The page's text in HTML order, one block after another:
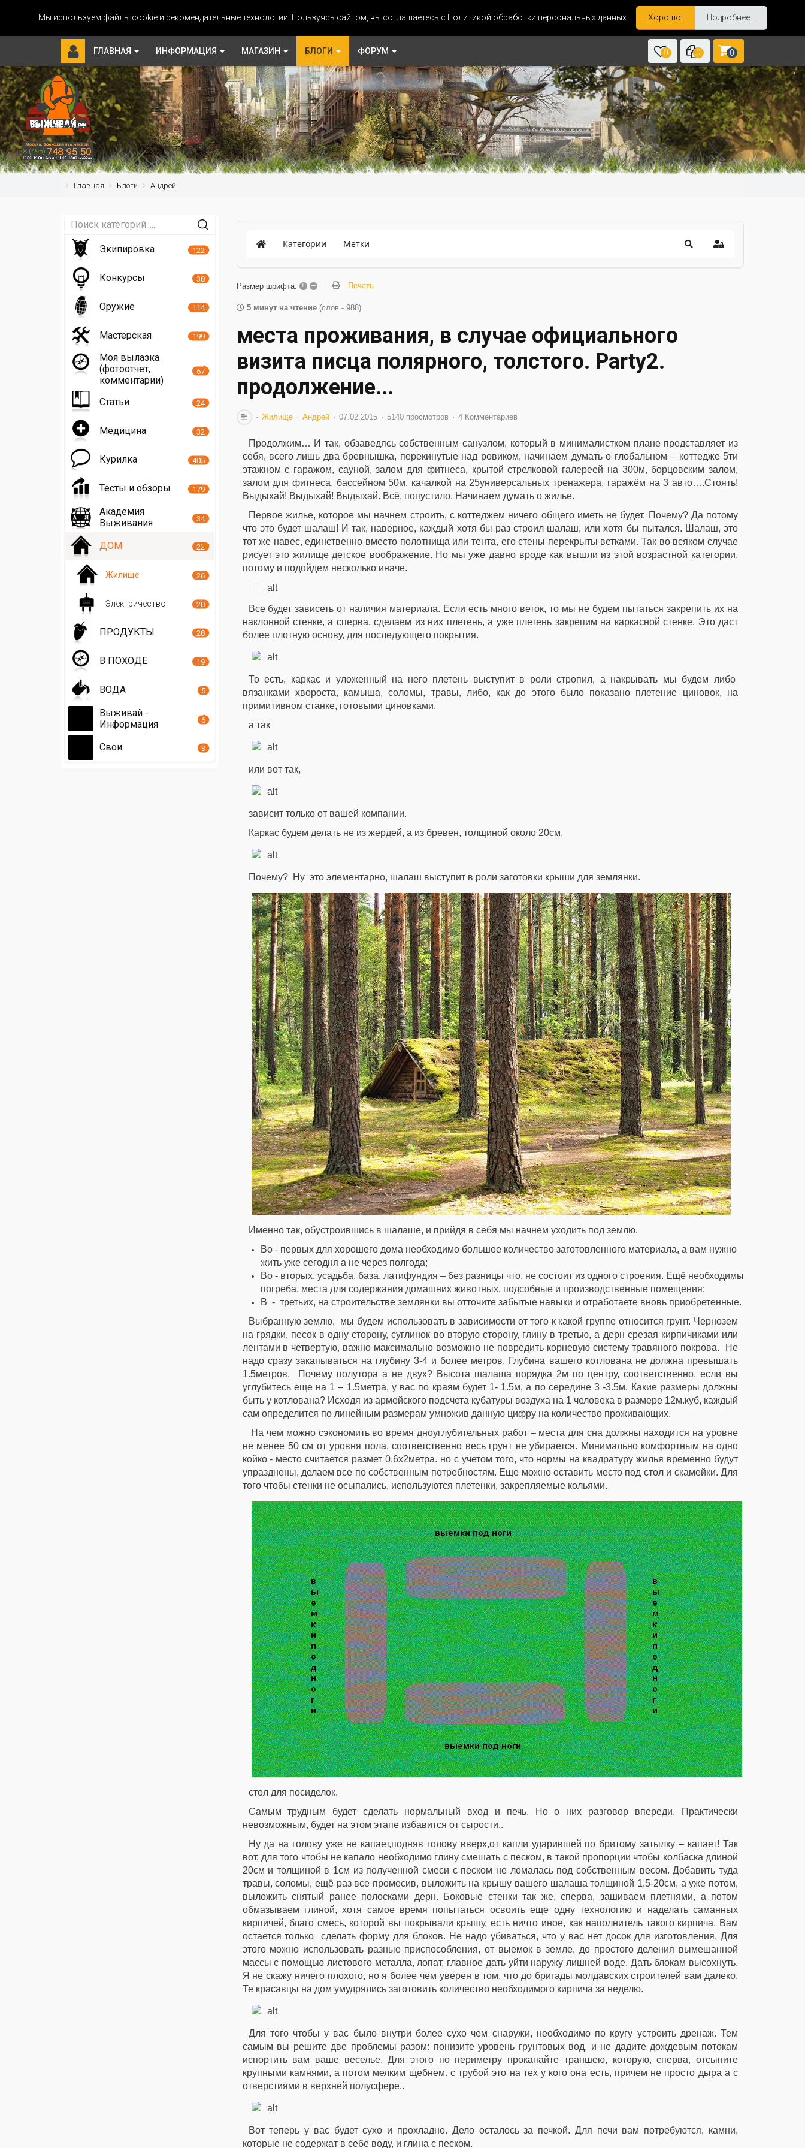
Мы используем файлы cookie и рекомендательные технологии. Пользуясь сайтом, вы соглашаетесь с Политикой обработки персональных данных. Хорошо! Подробнее...
ГЛАВНАЯ ИНФОРМАЦИЯ МАГАЗИН БЛОГИ ФОРУМ 0 0 0
Главная Блоги Андрей
Категории Метки
Размер шрифта: + – Печать
5 минут на чтение (слов - 988)
места проживания, в случае официального
визита писца полярного, толстого. Party2.
продолжение...
Жилище Андрей 07.02.2015 5140 просмотров 4 Комментариев
Продолжим… И так, обзаведясь собственным санузлом, который в минималистком плане представляет из
себя, всего лишь два бревнышка, перекинутые над ровиком, начинаем думать о глобальном – коттедже 5ти
этажном с гаражом, сауной, залом для фитнеса, крытой стрелковой галереей на 300м, борцовским залом,
залом для фитнеса, бассейном 50м, качалкой на 25универсальных тренажера, гаражём на 3 авто….Стоять!
Выдыхай! Выдыхай! Выдыхай. Всё, попустило. Начинаем думать о жилье.
Первое жилье, которое мы начнем строить, с коттеджем ничего общего иметь не будет. Почему? Да потому
что это будет шалаш! И так, наверное, каждый хотя бы раз строил шалаш, или хотя бы пытался. Шалаш, это
тот же навес, единственно вместо полотнища или тента, его стены перекрыты ветками. Так во всяком случае
рисует это жилище детское воображение. Но мы уже давно вроде как вышли из этой возрастной категории,
потому и подойдем несколько иначе.
Все будет зависеть от наличия материала. Если есть много веток, то мы не будем пытаться закрепить их на
наклонной стенке, а сперва, сделаем из них плетень, а уже плетень закрепим на каркасной стенке. Это даст
более плотную основу, для последующего покрытия.
То есть, каркас и уложенный на него плетень выступит в роли стропил, а накрывать мы будем либо
вязанками хвороста, камыша, соломы, травы, либо, как до этого было показано плетение циновок, на
примитивном станке, готовыми циновками.
а так
или вот так,
зависит только от вашей компании.
Каркас будем делать не из жердей, а из бревен, толщиной около 20см.
Почему? Ну это элементарно, шалаш выступит в роли заготовки крыши для землянки.
Именно так, обустроившись в шалаше, и прийдя в себя мы начнем уходить под землю.
Во - первых для хорошего дома необходимо большое количество заготовленного материала, а вам нужно
жить уже сегодня а не через полгода;
Во - вторых, усадьба, база, латифундия – без разницы что, не состоит из одного строения. Ещё необходимы
погреба, места для содержания домашних животных, подсобные и производственные помещения;
В - третьих, на строительстве землянки вы отточите забытые навыки и отработаете вновь приобретенные.
Выбранную землю, мы будем использовать в зависимости от того к какой группе относится грунт. Чернозем
на грядки, песок в одну сторону, суглинок во вторую сторону, глину в третью, а дерн срезая кирпичиками или
лентами в четвертую, важно максимально возможно не повредить корневую систему травяного покрова. Не
надо сразу закапываться на глубину 3-4 и более метров. Глубина вашего котлована не должна превышать
1.5метров. Почему полутора а не двух? Высота шалаша порядка 2м по центру, соответственно, если вы
углубитесь еще на 1 – 1.5метра, у вас по краям будет 1- 1.5м, а по середине 3 -3.5м. Какие размеры должны
быть у котлована? Исходя из армейского подсчета кубатуры воздуха на 1 человека в размере 12м.куб, каждый
сам определится по линейным размерам умножив данную цифру на количество проживающих.
На чем можно сэкономить во время дноуглубительных работ – места для сна должны находится на уровне
не менее 50 см от уровня пола, соответственно весь грунт не убирается. Минимально комфортным на одно
койко - место считается размет 0.6х2метра. но с учетом того, что нормы на квадратуру жилья временно будут
упразднены, делаем все по собственным потребностям. Еще можно оставить место под стол и скамейки. Для
того чтобы стенки не осыпались, используются плетенки, закрепляемые кольями.
стол для посиделок.
Самым трудным будет сделать нормальный вход и печь. Но о них разговор впереди. Практически
невозможным, будет на этом этапе избавится от сырости..
Ну да на голову уже не капает,подняв голову вверх,от капли ударившей по бритому затылку – капает! Так
вот, для того чтобы не капало необходимо глину смешать с песком, в такой пропорции чтобы колбаска длиной
20см и толщиной в 1см из полученной смеси с песком не ломалась под собственным весом. Добавить туда
травы, соломы, ещё раз все промесив, выложить на крышу вашего шалаша толщиной 1.5-20см, а уже потом,
выложить снятый ранее полосками дерн. Боковые стенки так же, сперва, зашиваем плетнями, а потом
обмазываем глиной, хотя самое время попытаться освоить еще одну технологию и наделать саманных
кирпичей, благо смесь, которой вы покрывали крышу, есть ничто иное, как наполнитель такого кирпича. Вам
остается только сделать форму для блоков. Не надо убиваться, что у вас нет досок для изготовления. Для
этого можно использовать разные приспособления, от выемок в земле, до простого деления вымешанной
массы с помощью листового металла, лопат, главное дать уйти наружу лишней воде. Дать блокам высохнуть.
Я не скажу ничего плохого, но я более чем уверен в том, что до бригады молдавских строителей вам далеко.
Те красавцы на дом умудрялись заготовить количество необходимого кирпича за неделю.
Для того чтобы у вас было внутри более сухо чем снаружи, необходимо по кругу устроить дренаж. Тем
самым вы решите две проблемы разом: понизите уровень грунтовых вод, и не дадите дождевым потокам
испортить вам ваше веселье. Для этого по периметру прокапайте траншею, которую, сперва, отсыпите
крупными камнями, а потом мелким щебнем. с трубой это на тех у кого она есть, причем не просто дыра а с
отверстиями в верхней полусфере..
Вот теперь у вас будет сухо и прохладно. Дело осталось за печкой. Для печи вам потребуются, камни,
которые не содержат в себе воду, и глина с песком.
Экипировка 122
Конкурсы 38
Оружие 114
Мастерская 199
Моя вылазка
(фотоотчет,
комментарии)
67
Статьи 24
Медицина 32
Курилка 405
Тесты и обзоры 179
Академия
Выживания
34
ДОМ 22
Жилище 26
Электричество 20
ПРОДУКТЫ 28
В ПОХОДЕ 19
ВОДА 5
Выживай -
Информация
6
Свои 3